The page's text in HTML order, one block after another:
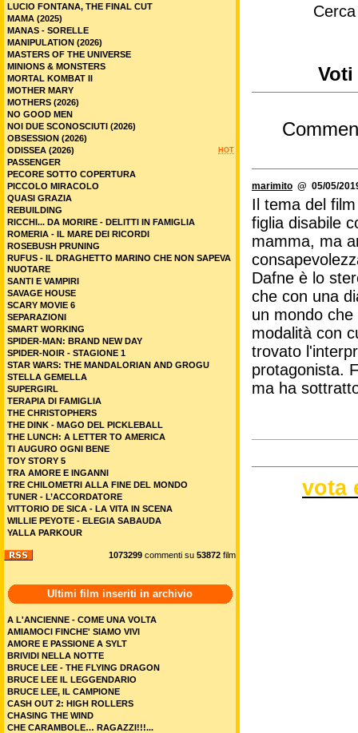
marimito @ 05/05/
Il tema del
figlia disabile
mamma, ma
Dafne è lo
che con una
un mondo
modalità con
trovato
protagonista.
ma ha
vota
LUCIO FONTANA, THE FINAL CUT
MAMA (2025)
MANAS - SORELLE
MANIPULATION (2026)
MASTERS OF THE UNIVERSE
MINIONS & MONSTERS
MORTAL KOMBAT II
MOTHER MARY
MOTHERS (2026)
NO GOOD MEN
NOI DUE SCONOSCIUTI (2026)
OBSESSION (2026)
HOT
ODISSEA (2026)
PASSENGER
PECORE SOTTO COPERTURA
PICCOLO MIRACOLO
QUASI GRAZIA
REBUILDING
RICCHI... DA MORIRE - DELITTI IN FAMIGLIA
ROMERIA - IL MARE DEI RICORDI
ROSEBUSH PRUNING
RUFUS - IL DRAGHETTO MARINO CHE NON SAPEVA
NUOTARE
SANTI E VAMPIRI
SAVAGE HOUSE
SCARY MOVIE 6
SEPARAZIONI
SMART WORKING
SPIDER-MAN: BRAND NEW DAY
SPIDER-NOIR - STAGIONE 1
STAR WARS: THE MANDALORIAN AND GROGU
STELLA GEMELLA
SUPERGIRL
TERAPIA DI FAMIGLIA
THE CHRISTOPHERS
THE DINK - MAGO DEL PICKLEBALL
THE LUNCH: A LETTER TO AMERICA
TI AUGURO OGNI BENE
TOY STORY 5
TRA AMORE E INGANNI
TRE CHILOMETRI ALLA FINE DEL MONDO
TUNER - L’ACCORDATORE
VITTORIO DE SICA - LA VITA IN SCENA
WILLIE PEYOTE - ELEGIA SABAUDA
YALLA PARKOUR
1073299 commenti su 53872 film
Ultimi film inseriti in archivio
A L'ANCIENNE - COME UNA VOLTA
AMIAMOCI FINCHE' SIAMO VIVI
AMORE E PASSIONE A SYLT
BRIVIDI NELLA NOTTE
BRUCE LEE - THE FLYING DRAGON
BRUCE LEE IL LEGGENDARIO
BRUCE LEE, IL CAMPIONE
CASH OUT 2: HIGH ROLLERS
CHASING THE WIND
CHE CARAMBOLE… RAGAZZI!!!...